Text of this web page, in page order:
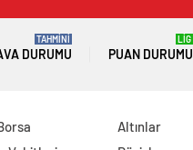
DURUMU
TAHMİNİ
PUAN DURUMU
LİG
Altınlar